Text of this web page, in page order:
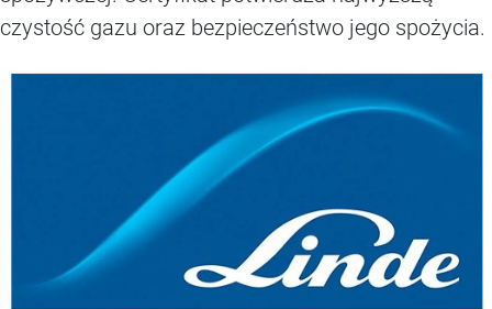
czystość gazu oraz bezpieczeństwo jego spożycia.